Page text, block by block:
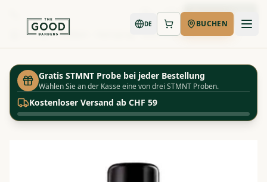
Jetzt buchen
DE BUCHEN
Startseite
Shop Redken - Hairspray - Anti-Frizz 20
Gratis STMNT Probe bei jeder Bestellung
Wählen Sie an der Kasse eine von drei STMNT Proben.
Kostenloser Versand ab CHF 59